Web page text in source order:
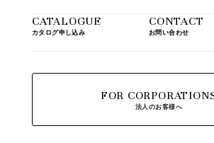
CATALOGUE
カタログ申し込み
CONTACT
お問い合わせ
FOR
法人のお客様へ